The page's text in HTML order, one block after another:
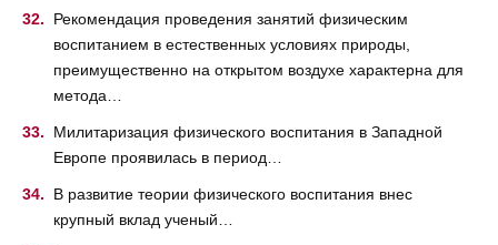
Рекомендация проведения занятий физическим
воспитанием в естественных условиях природы,
преимущественно на открытом воздухе характерна для
метода…
Милитаризация физического воспитания в Западной
Европе проявилась в период…
В развитие теории физического воспитания внес
крупный вклад ученый…